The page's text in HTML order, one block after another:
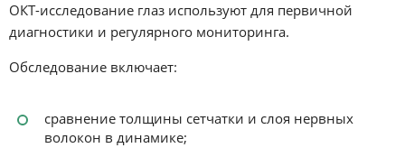
ОКТ-исследование глаз используют для первичной
диагностики и регулярного мониторинга.
Обследование включает:
сравнение толщины сетчатки и слоя нервных
волокон в динамике;